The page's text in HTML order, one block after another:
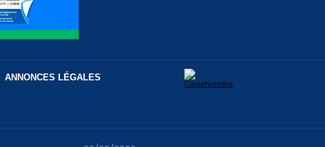
ANNONCES LÉGALES